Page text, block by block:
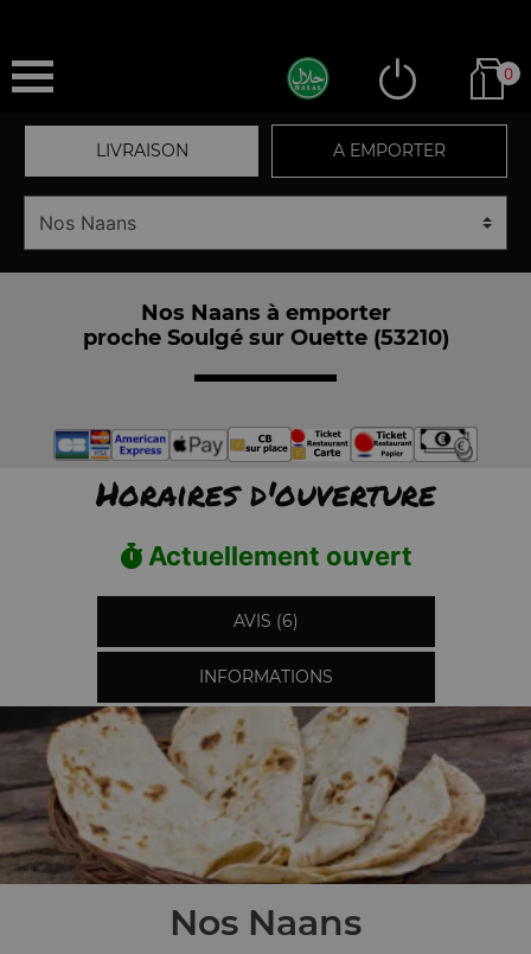
0
LIVRAISON A EMPORTER
Nos Naans à emporter
proche Soulgé sur Ouette (53210)
Horaires d'ouverture
Actuellement ouvert
AVIS (6)
INFORMATIONS
Nos Naans